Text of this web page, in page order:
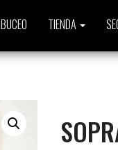
TIENDA